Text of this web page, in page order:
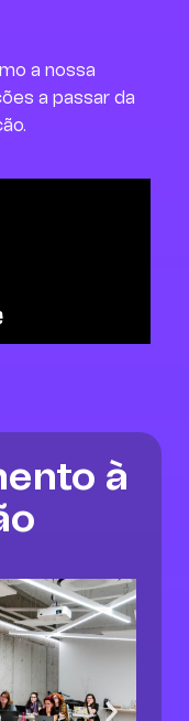
a nossa
a passar da
à